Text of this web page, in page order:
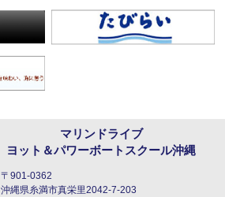
マリンドライブ
ヨット＆パワーボートスクール沖縄
〒901-0362
沖縄県糸満市真栄里2042-7-203